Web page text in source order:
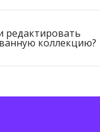
редактировать
коллекцию?